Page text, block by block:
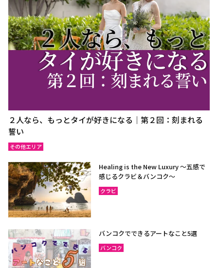
２人なら、もっとタイが好きになる｜第２回：刻まれる
誓い
その他エリア
Healing is the New Luxury ～五感で
感じるクラビ＆バンコク～
クラビ
バンコクでできるアートなこと5選
バンコク